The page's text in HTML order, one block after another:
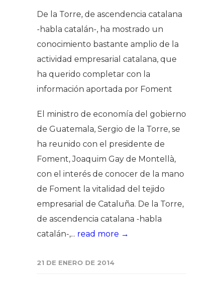
De la Torre, de ascendencia catalana
-habla catalán-, ha mostrado un
conocimiento bastante amplio de la
actividad empresarial catalana, que
ha querido completar con la
información aportada por Foment
El ministro de economía del gobierno
de Guatemala, Sergio de la Torre, se
ha reunido con el presidente de
Foment, Joaquim Gay de Montellà,
con el interés de conocer de la mano
de Foment la vitalidad del tejido
empresarial de Cataluña. De la Torre,
de ascendencia catalana -habla
catalán-,... read more →
21 DE ENERO DE 2014